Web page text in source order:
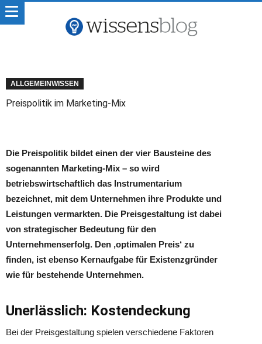
ALLGEMEINWISSEN
Preispolitik im Marketing-Mix
Die Preispolitik bildet einen der vier Bausteine des
sogenannten Marketing-Mix – so wird
betriebswirtschaftlich das Instrumentarium
bezeichnet, mit dem Unternehmen ihre Produkte und
Leistungen vermarkten. Die Preisgestaltung ist dabei
von strategischer Bedeutung für den
Unternehmenserfolg. Den ‚optimalen Preis‘ zu
finden, ist ebenso Kernaufgabe für Existenzgründer
wie für bestehende Unternehmen.
Unerlässlich: Kostendeckung
Bei der Preisgestaltung spielen verschiedene Faktoren